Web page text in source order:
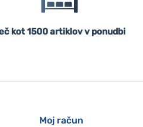
kot 1500 artiklov v ponudbi
Moj račun